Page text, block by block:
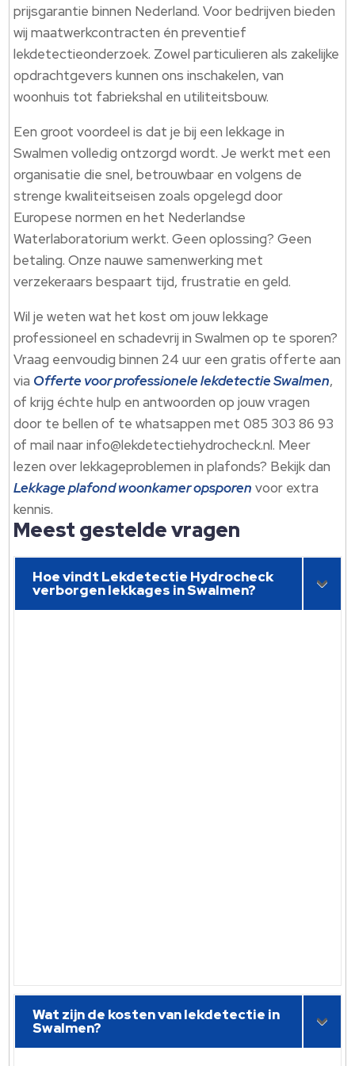
prijsgarantie binnen Nederland. Voor bedrijven bieden
wij maatwerkcontracten én preventief
lekdetectieonderzoek. Zowel particulieren als zakelijke
opdrachtgevers kunnen ons inschakelen, van
woonhuis tot fabriekshal en utiliteitsbouw.
Een groot voordeel is dat je bij een lekkage in
Swalmen volledig ontzorgd wordt. Je werkt met een
organisatie die snel, betrouwbaar en volgens de
strenge kwaliteitseisen zoals opgelegd door
Europese normen en het Nederlandse
Waterlaboratorium werkt. Geen oplossing? Geen
betaling. Onze nauwe samenwerking met
verzekeraars bespaart tijd, frustratie en geld.
Wil je weten wat het kost om jouw lekkage
professioneel en schadevrij in Swalmen op te sporen?
Vraag eenvoudig binnen 24 uur een gratis offerte aan
via Offerte voor professionele lekdetectie Swalmen,
of krijg échte hulp en antwoorden op jouw vragen
door te bellen of te whatsappen met 085 303 86 93
of mail naar info@lekdetectiehydrocheck.nl. Meer
lezen over lekkageproblemen in plafonds? Bekijk dan
Lekkage plafond woonkamer opsporen voor extra
kennis.
Meest gestelde vragen
Hoe vindt Lekdetectie Hydrocheck
verborgen lekkages in Swalmen?
Wat zijn de kosten van lekdetectie in
Swalmen?